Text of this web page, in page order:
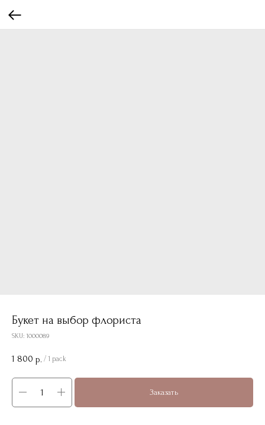
Букет на выбор флориста
SKU: 1000089
1 800 р. / 1 pack
Заказать